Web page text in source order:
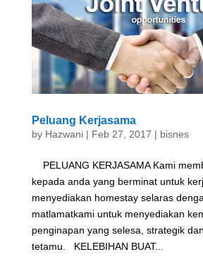
Peluang Kerjasama
by Hazwani| Feb 27, 2017 | bisnes
PELUANG KERJASAMA Kami
kepada anda yang berminat untuk
menyediakan homestay selaras
matlamatkami untuk menyediakan
penginapan yang selesa, strategik
tetamu. KELEBIHAN BUAT...